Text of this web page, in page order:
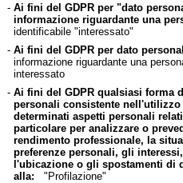
- Ai fini del GDPR per "dato
informazione riguardante una
identificabile "interessato"
- Ai fini del GDPR per dato
informazione riguardante una
interessato
- Ai fini del GDPR qualsiasi forma
personali consistente
determinati aspetti personali
particolare per analizzare o
rendimento professionale, la
preferenze personali, gli
l'ubicazione o gli spostamenti di
alla: "Profilazione"